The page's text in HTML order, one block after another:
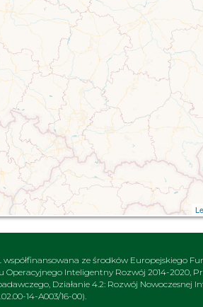
ze środków Europejskiego
Inteligentny Rozwój 2014-2020,
Działanie 4.2: Rozwój Nowoczesnej
14-A003/16-00).